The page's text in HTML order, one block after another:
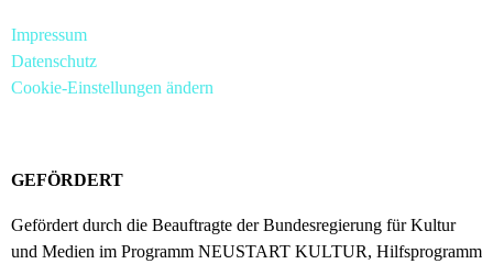
Impressum
Datenschutz
Cookie-Einstellungen ändern
GEFÖRDERT
Gefördert durch die Beauftragte der Bundesregierung für Kultur
und Medien im Programm NEUSTART KULTUR, Hilfsprogramm